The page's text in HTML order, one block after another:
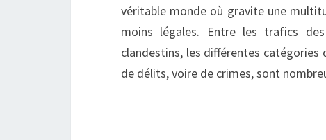
véritable monde où gravite une
moins légales. Entre les trafics
clandestins, les différentes
de délits, voire de crimes, sont